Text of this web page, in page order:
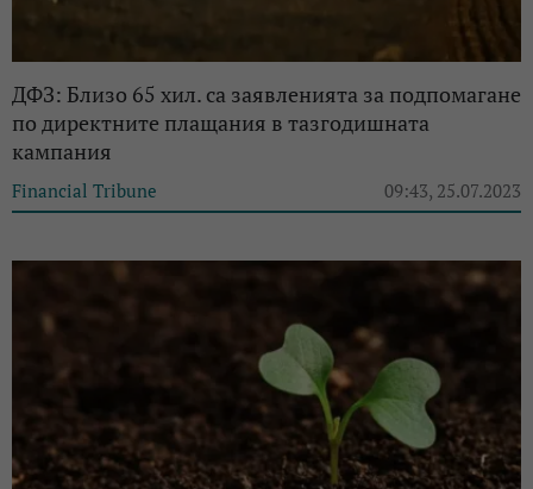
ДФЗ: Близо 65 хил. са заявленията за подпомагане
по директните плащания в тазгодишната
кампания
Financial Tribune 09:43, 25.07.2023